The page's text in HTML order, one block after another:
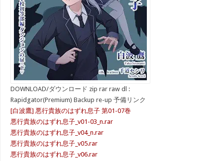
DOWNLOAD/ダウンロード zip rar raw dl :
Rapidgator(Premium) Backup re-up 予備リンク
[白波鷹] 悪行貴族のはずれ息子 第01-07巻
悪行貴族のはずれ息子_v01-03_n.rar
悪行貴族のはずれ息子_v04_n.rar
悪行貴族のはずれ息子_v05.rar
悪行貴族のはずれ息子_v06.rar